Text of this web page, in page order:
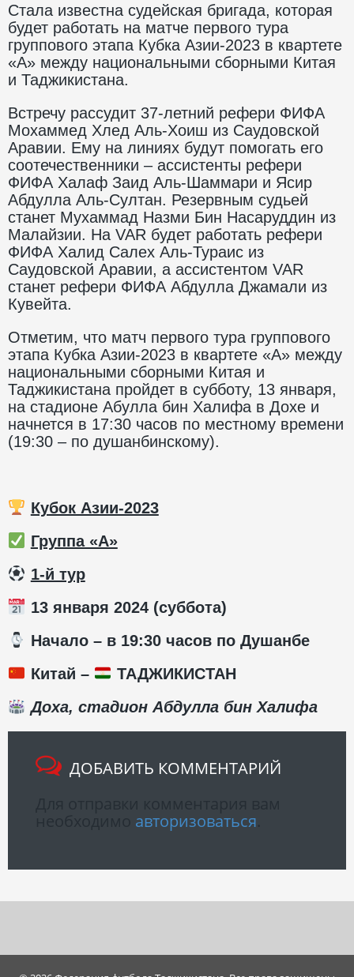
Стала известна судейская бригада, которая
будет работать на матче первого тура
группового этапа Кубка Азии-2023 в квартете
«А» между национальными сборными Китая
и Таджикистана.
Встречу рассудит 37-летний рефери ФИФА
Мохаммед Хлед Аль-Хоиш из Саудовской
Аравии. Ему на линиях будут помогать его
соотечественники – ассистенты рефери
ФИФА Халаф Заид Аль-Шаммари и Ясир
Абдулла Аль-Султан. Резервным судьей
станет Мухаммад Назми Бин Насаруддин из
Малайзии. На VAR будет работать рефери
ФИФА Халид Салех Аль-Тураис из
Саудовской Аравии, а ассистентом VAR
станет рефери ФИФА Абдулла Джамали из
Кувейта.
Отметим, что матч первого тура группового
этапа Кубка Азии-2023 в квартете «А» между
национальными сборными Китая и
Таджикистана пройдет в субботу, 13 января,
на стадионе Абулла бин Халифа в Дохе и
начнется в 17:30 часов по местному времени
(19:30 – по душанбинскому).
Кубок Азии-2023
Группа «А»
1-й тур
13 января 2024 (суббота)
️ Начало – в 19:30 часов по Душанбе
Китай –
ТАДЖИКИСТАН
Доха, стадион Абдулла бин Халифа
ДОБАВИТЬ КОММЕНТАРИЙ
авторизоваться